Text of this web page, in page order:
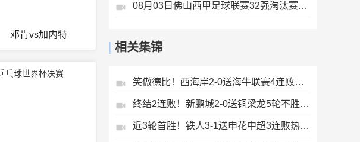
邓肯vs加内特
08月03日佛山西甲足球联赛32强淘汰赛大塘控股VS茂名市点都得全场录像
相关集锦
笑傲德比！西海岸2-0送海牛联赛4连败海牛仍垫底西海岸升至第二
终结2连败！新鹏城2-0送铜梁龙5轮不胜37岁姜至鹏破门韦斯利建功
近3轮首胜！铁人3-1送申花中超3连败热菲尼奥双响邦本宜裕传射